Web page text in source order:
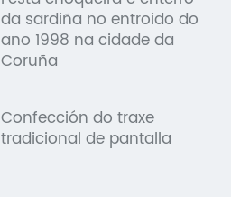
da sardiña no entroido do
ano 1998 na cidade da
Coruña
Confección do traxe
tradicional de pantalla